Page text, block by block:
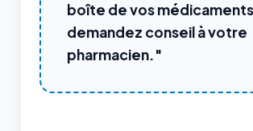
boîte de vos
demandez conseil à votre
pharmacien."